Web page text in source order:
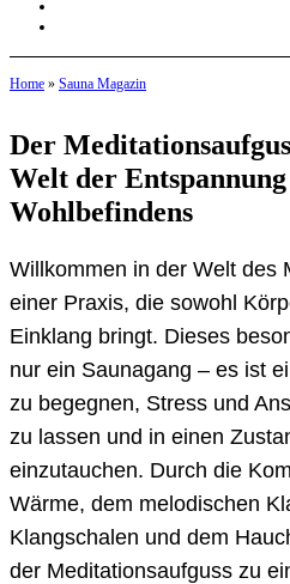
Home » Sauna Magazin
Der
Welt der Entspannung
Wohlbefindens
Willkommen in der Welt des
einer Praxis, die sowohl
Einklang bringt. Dieses
nur ein Saunagang – es ist
zu begegnen, Stress und
zu lassen und in einen
einzutauchen. Durch die
Wärme, dem melodischen
Klangschalen und dem
der Meditationsaufguss zu